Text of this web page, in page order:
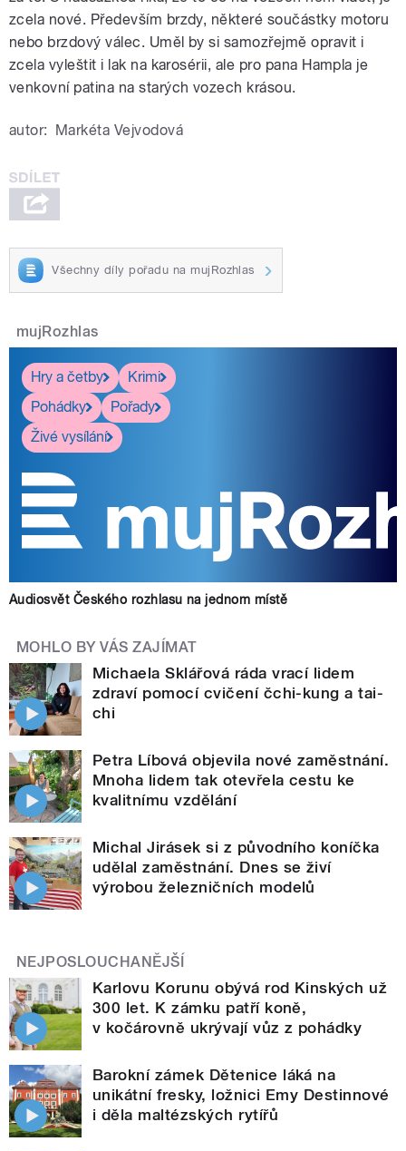
zcela nové. Především brzdy, některé součástky motoru
nebo brzdový válec. Uměl by si samozřejmě opravit i
zcela vyleštit i lak na karosérii, ale pro pana Hampla je
venkovní patina na starých vozech krásou.
autor: Markéta Vejvodová
Všechny díly pořadu na mujRozhlas
mujRozhlas
Hry a četby
Krimi
Pohádky
Pořady
Živé vysílání
Audiosvět Českého rozhlasu na jednom místě
MOHLO BY VÁS ZAJÍMAT
Michaela Sklářová ráda vrací lidem
zdraví pomocí cvičení čchi-kung a tai-
chi
Petra Líbová objevila nové zaměstnání.
Mnoha lidem tak otevřela cestu ke
kvalitnímu vzdělání
Michal Jirásek si z původního koníčka
udělal zaměstnání. Dnes se živí
výrobou železničních modelů
NEJPOSLOUCHANĚJŠÍ
Karlovu Korunu obývá rod Kinských už
300 let. K zámku patří koně,
v kočárovně ukrývají vůz z pohádky
Barokní zámek Dětenice láká na
unikátní fresky, ložnici Emy Destinnové
i děla maltézských rytířů